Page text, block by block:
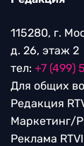
115280, г.
д. 26, этаж 2
тел: +7 (499)
Для общих
Редакция
Маркетинг/
Реклама